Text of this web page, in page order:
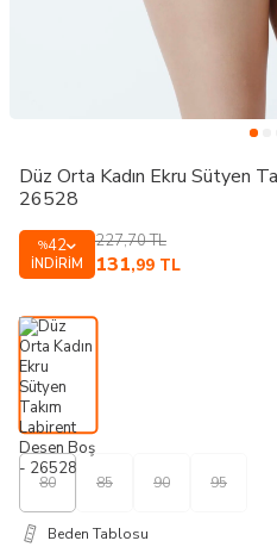
Düz Orta Kadın Ekru Sütyen
26528
%42
İNDIRIM
227,70TL
131,99 TL
80 85 90 95
Beden Tablosu